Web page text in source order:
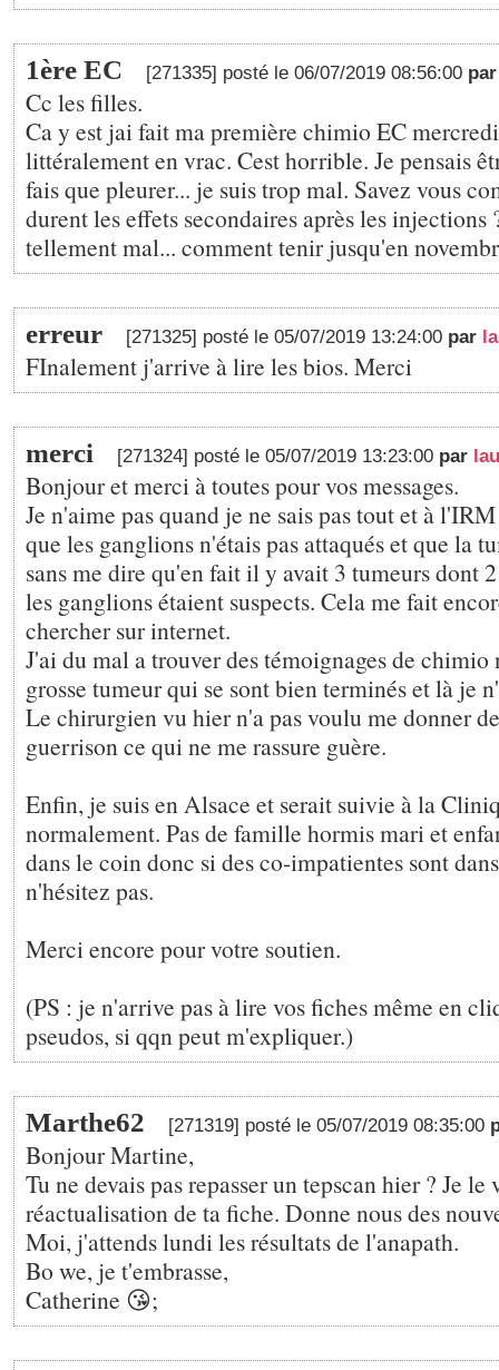
1ère EC [271335] posté le 06/07/2019 08:56:00
Cc les filles.
Ca y est jai fait ma première chimio EC
littéralement en vrac. Cest horrible. Je pensais
fais que pleurer... je suis trop mal. Savez vous
durent les effets secondaires après les injections
tellement mal... comment tenir jusqu'en
erreur [271325] posté le 05/07/2019 13:24:00 par
FInalement j'arrive à lire les bios. Merci
merci [271324] posté le 05/07/2019 13:23:00 par
Bonjour et merci à toutes pour vos messages.
Je n'aime pas quand je ne sais pas tout et à
que les ganglions n'étais pas attaqués et que la
sans me dire qu'en fait il y avait 3 tumeurs dont
les ganglions étaient suspects. Cela me fait
chercher sur internet.
J'ai du mal a trouver des témoignages de chimio
grosse tumeur qui se sont bien terminés et là je
Le chirurgien vu hier n'a pas voulu me donner
guerrison ce qui ne me rassure guère.
Enfin, je suis en Alsace et serait suivie à la
normalement. Pas de famille hormis mari et
dans le coin donc si des co-impatientes sont
n'hésitez pas.
Merci encore pour votre soutien.
(PS : je n'arrive pas à lire vos fiches même en
pseudos, si qqn peut m'expliquer.)
Marthe62 [271319] posté le 05/07/2019 08:35:00
Bonjour Martine,
Tu ne devais pas repasser un tepscan hier ? Je le
réactualisation de ta fiche. Donne nous des
Moi, j'attends lundi les résultats de l'anapath.
Bo we, je t'embrasse,
Catherine 😘;